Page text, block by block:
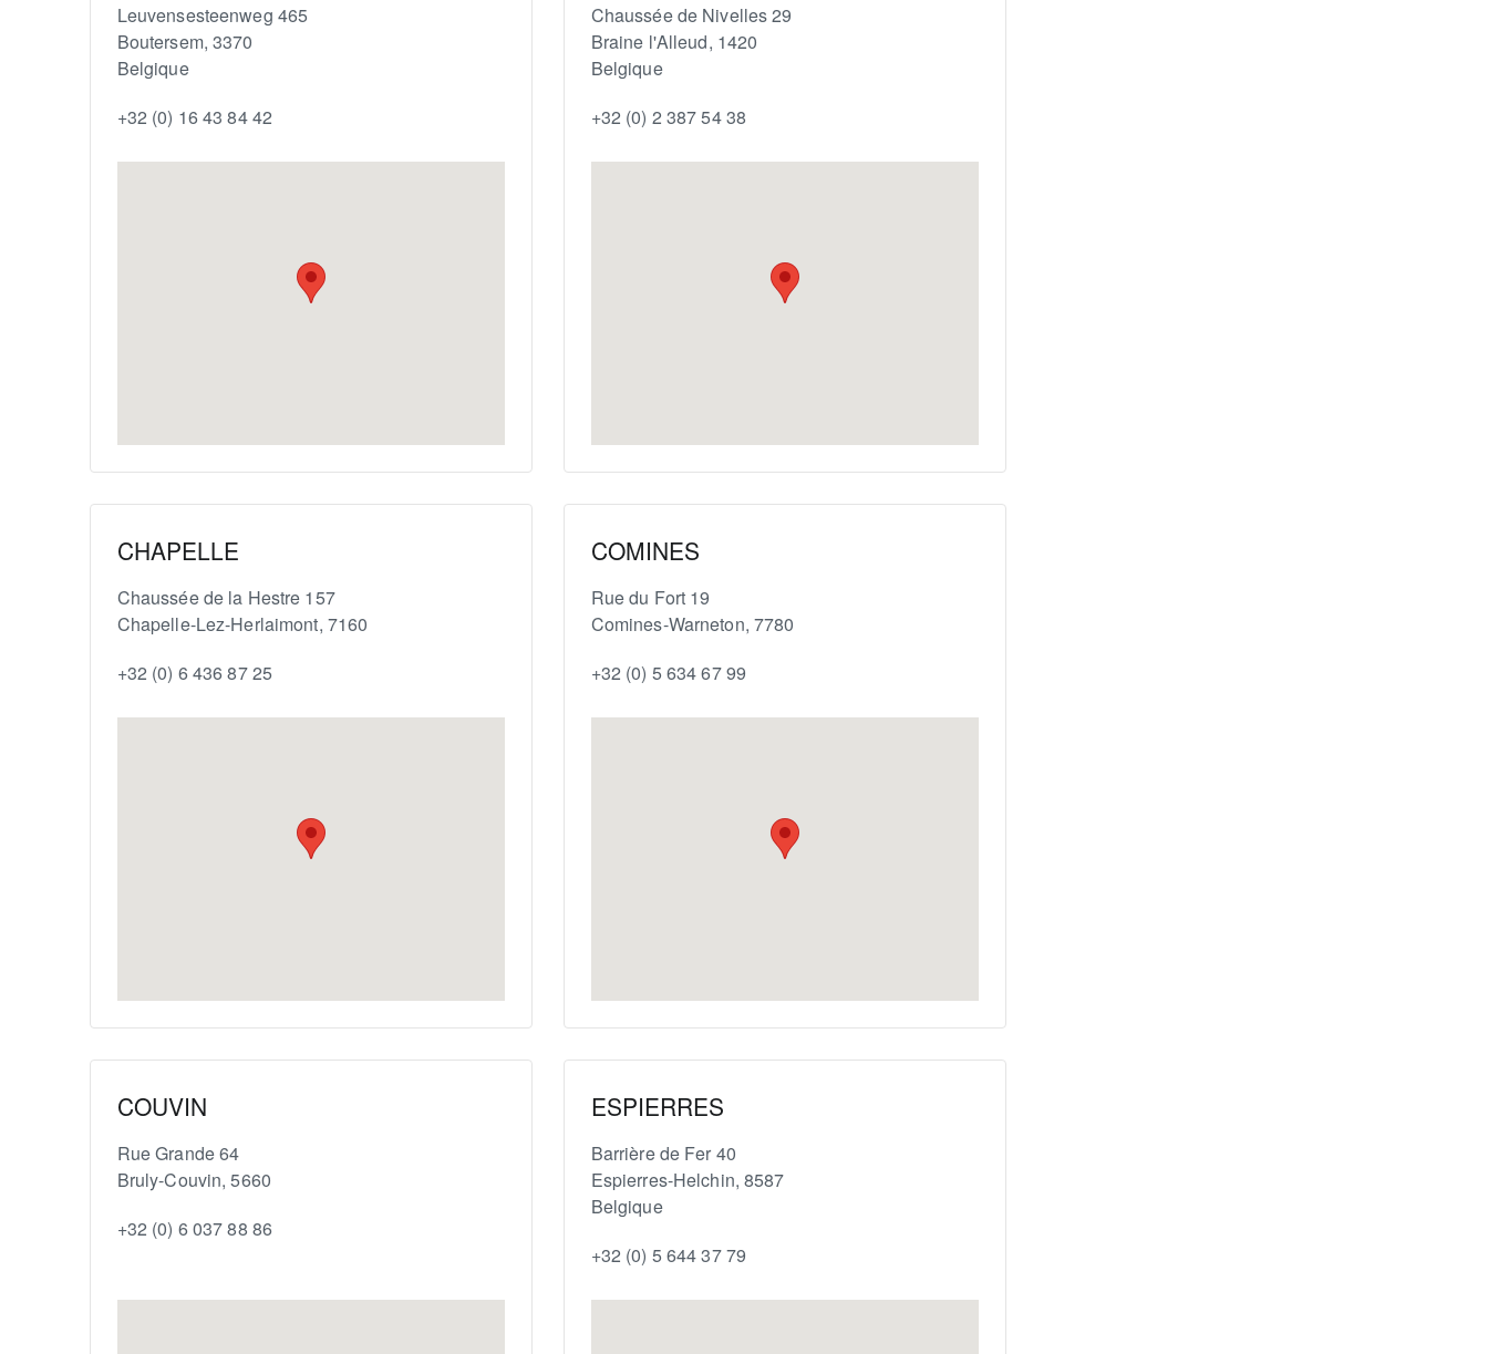
Leuvensesteenweg 465
Boutersem, 3370
Belgique
+32 (0) 16 43 84 42
Chaussée de Nivelles 29
Braine l'Alleud, 1420
Belgique
+32 (0) 2 387 54 38
CHAPELLE
Chaussée de la Hestre 157
Chapelle-Lez-Herlaimont, 7160
+32 (0) 6 436 87 25
COMINES
Rue du Fort 19
Comines-Warneton, 7780
+32 (0) 5 634 67 99
COUVIN
Rue Grande 64
Bruly-Couvin, 5660
+32 (0) 6 037 88 86
ESPIERRES
Barrière de Fer 40
Espierres-Helchin, 8587
Belgique
+32 (0) 5 644 37 79